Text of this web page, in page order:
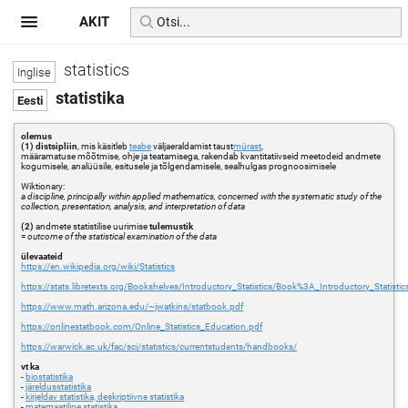
statistics
statistika
olemus
(1) distsipliin , mis käsitlebteabeväljaeraldamist taustmürast
määramatuse mõõtmise, ohje ja teatamisega, rakendab kvantitatiivseid meetodeid andmete
kogumisele, analüüsile, esitusele ja tõlgendamisele, sealhulgas prognoosimisele
Wiktionary:
a discipline, principally within applied mathematics, concerned with the systematic study of the
collection, presentation, analysis, and interpretation of data
(2) andmete statistilise uurimisetulemustik
=outcome of the statistical examination of the data
ülevaateid
https://en.wikipedia.org/wiki/Statistics
https://stats.libretexts.org/Bookshelves/Introductory_Statistics/
https://www.math.arizona.edu/~jwatkins/statbook.pdf
https://onlinestatbook.com/Online_Statistics_Education.pdf
https://warwick.ac.uk/fac/sci/statistics/currentstudents/handbooks/
vt ka
- biostatistika
-järeldusstatistika
- kirjeldav statistika, deskriptiivne statistika
AKIT